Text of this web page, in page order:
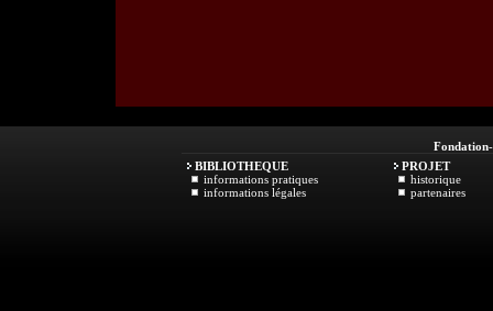
Fondation
BIBLIOTHEQUE
informations pratiques
informations légales
PROJET
historique
partenaires